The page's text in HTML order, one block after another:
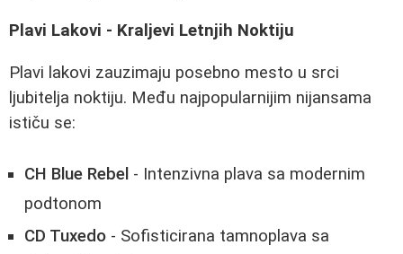
Plavi Lakovi - Kraljevi Letnjih Noktiju
Plavi lakovi zauzimaju posebno mesto u srci
ljubitelja noktiju. Među najpopularnijim nijansama
ističu se:
CH Blue Rebel - Intenzivna plava sa modernim
podtonom
CD Tuxedo - Sofisticirana tamnoplava sa